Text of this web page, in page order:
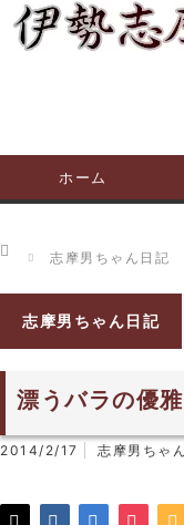
ホーム
ホーム
志摩男ちゃん日記
志摩男ちゃん日記
漂うバラの優
2014/2/17 志摩男ちゃ